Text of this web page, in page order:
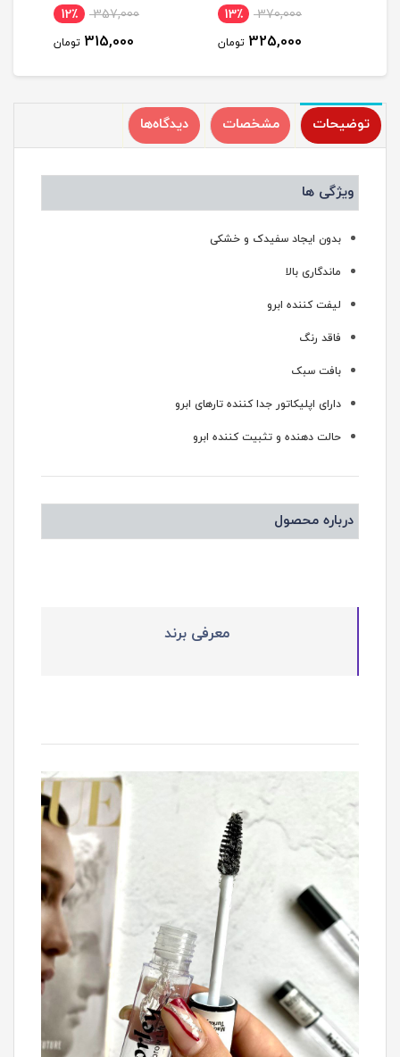
370,000 13٪
325,000 تومان
357,000 12٪
315,000 تومان
توضیحات مشخصات دیدگاه‌ها
ویژگی ها
بدون ایجاد سفیدک و خشکی
ماندگاری بالا
لیفت کننده ابرو
فاقد رنگ
بافت سبک
دارای اپلیکاتور جدا کننده تارهای ابرو
حالت دهنده و تثبیت کننده ابرو
درباره محصول
معرفی برند